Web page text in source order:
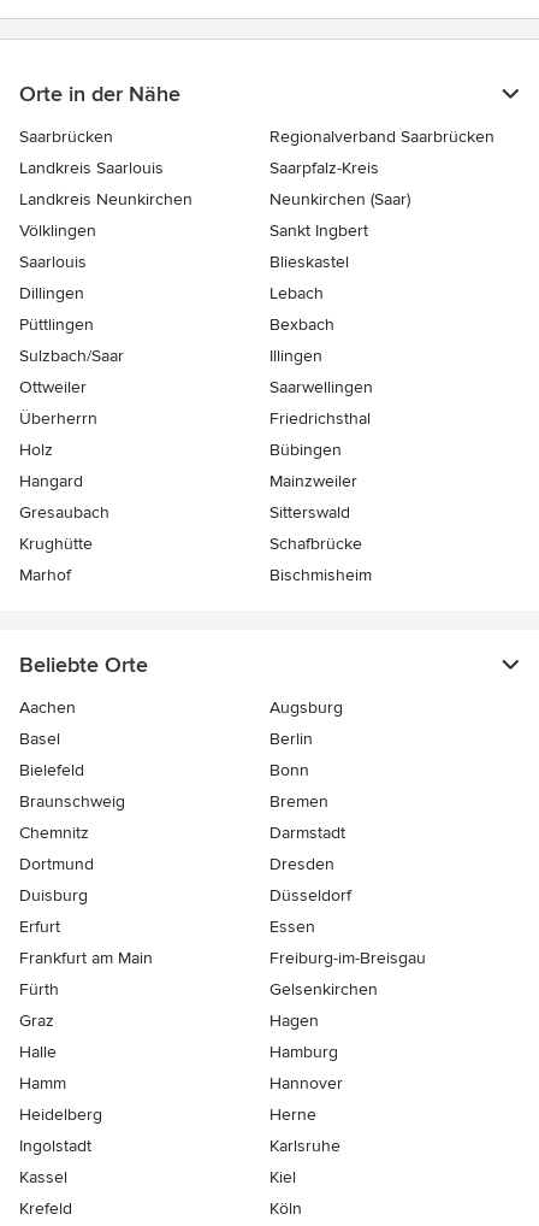
Orte in der Nähe
Saarbrücken
Regionalverband Saarbrücken
Landkreis Saarlouis
Saarpfalz-Kreis
Landkreis Neunkirchen
Neunkirchen (Saar)
Völklingen
Sankt Ingbert
Saarlouis
Blieskastel
Dillingen
Lebach
Püttlingen
Bexbach
Sulzbach/Saar
Illingen
Ottweiler
Saarwellingen
Überherrn
Friedrichsthal
Holz
Bübingen
Hangard
Mainzweiler
Gresaubach
Sitterswald
Krughütte
Schafbrücke
Marhof
Bischmisheim
Beliebte Orte
Aachen
Augsburg
Basel
Berlin
Bielefeld
Bonn
Braunschweig
Bremen
Chemnitz
Darmstadt
Dortmund
Dresden
Duisburg
Düsseldorf
Erfurt
Essen
Frankfurt am Main
Freiburg-im-Breisgau
Fürth
Gelsenkirchen
Graz
Hagen
Halle
Hamburg
Hamm
Hannover
Heidelberg
Herne
Ingolstadt
Karlsruhe
Kassel
Kiel
Krefeld
Köln